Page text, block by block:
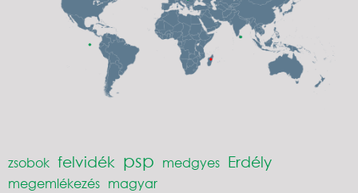
zsobok felvidék psp medgyes Erdély
megemlékezés magyar